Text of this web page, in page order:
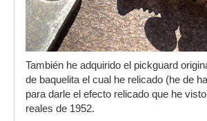
También he adquirido el pickguard
de baquelita el cual he relicado (he de
para darle el efecto relicado que he
reales de 1952.